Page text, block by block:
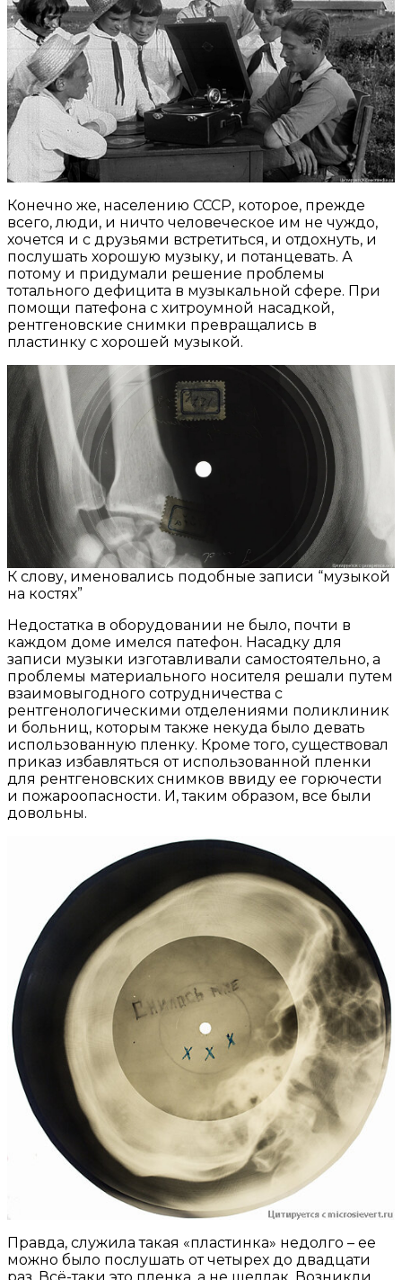
Конечно же, населению СССР, которое, прежде
всего, люди, и ничто человеческое им не чуждо,
хочется и с друзьями встретиться, и отдохнуть, и
послушать хорошую музыку, и потанцевать. А
потому и придумали решение проблемы
тотального дефицита в музыкальной сфере. При
помощи патефона с хитроумной насадкой,
рентгеновские снимки превращались в
пластинку с хорошей музыкой.
К слову, именовались подобные записи “музыкой
на костях”
Недостатка в оборудовании не было, почти в
каждом доме имелся патефон. Насадку для
записи музыки изготавливали самостоятельно, а
проблемы материального носителя решали путем
взаимовыгодного сотрудничества с
рентгенологическими отделениями поликлиник
и больниц, которым также некуда было девать
использованную пленку. Кроме того, существовал
приказ избавляться от использованной пленки
для рентгеновских снимков ввиду ее горючести
и пожароопасности. И, таким образом, все были
довольны.
Правда, служила такая «пластинка» недолго – ее
можно было послушать от четырех до двадцати